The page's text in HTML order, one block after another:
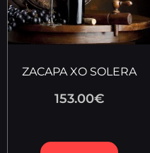
ZACAPA XO SOLERA
153.00€